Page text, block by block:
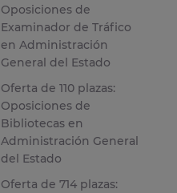
Oposiciones de
Examinador de Tráfico
en Administración
General del Estado
Oferta de 110 plazas:
Oposiciones de
Bibliotecas en
Administración General
del Estado
Oferta de 714 plazas: